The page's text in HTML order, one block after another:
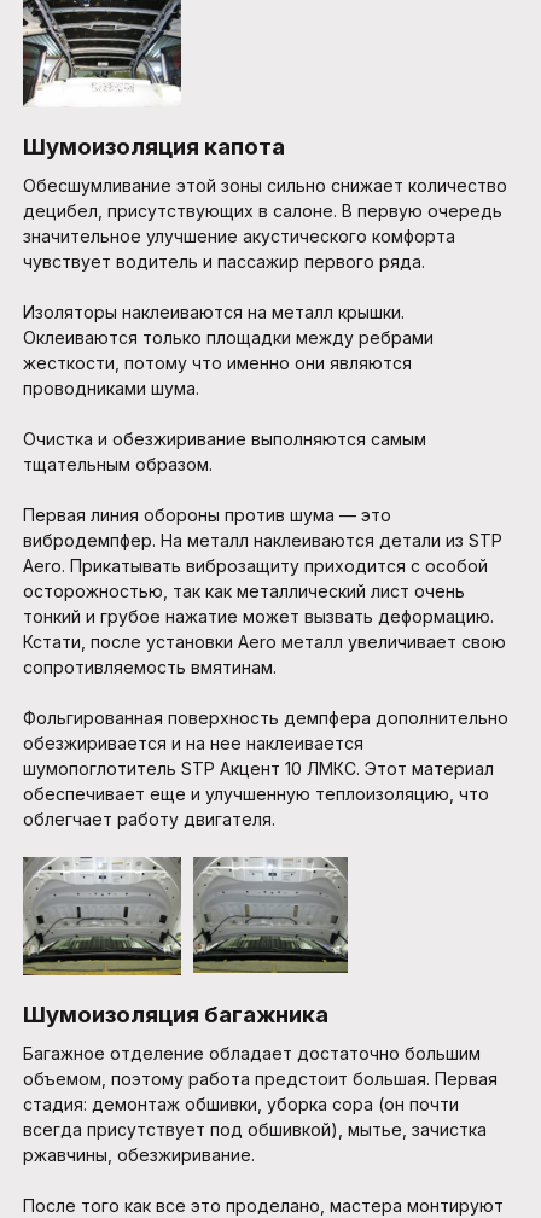
Шумоизоляция капота
Обесшумливание этой зоны сильно снижает количество
децибел, присутствующих в салоне. В первую очередь
значительное улучшение акустического комфорта
чувствует водитель и пассажир первого ряда.
Изоляторы наклеиваются на металл крышки.
Оклеиваются только площадки между ребрами
жесткости, потому что именно они являются
проводниками шума.
Очистка и обезжиривание выполняются самым
тщательным образом.
Первая линия обороны против шума — это
вибродемпфер. На металл наклеиваются детали из STP
Aero. Прикатывать виброзащиту приходится с особой
осторожностью, так как металлический лист очень
тонкий и грубое нажатие может вызвать деформацию.
Кстати, после установки Aero металл увеличивает свою
сопротивляемость вмятинам.
Фольгированная поверхность демпфера дополнительно
обезжиривается и на нее наклеивается
шумопоглотитель STP Акцент 10 ЛМКС. Этот материал
обеспечивает еще и улучшенную теплоизоляцию, что
облегчает работу двигателя.
Шумоизоляция багажника
Багажное отделение обладает достаточно большим
объемом, поэтому работа предстоит большая. Первая
стадия: демонтаж обшивки, уборка сора (он почти
всегда присутствует под обшивкой), мытье, зачистка
ржавчины, обезжиривание.
После того как все это проделано, мастера монтируют